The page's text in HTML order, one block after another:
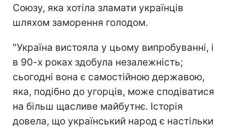
Союзу, яка хотіла зламати українців
шляхом заморення голодом.
"Україна вистояла у цьому випробуванні, і
в 90-х роках здобула незалежність;
сьогодні вона є самостійною державою,
яка, подібно до угорців, може сподіватися
на більш щасливе майбутнє. Історія
довела, що український народ є настільки